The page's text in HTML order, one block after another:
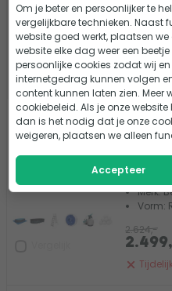
Filter
732 x
Merk:
Vorm:
2.624,-
Om je beter en persoonlijker te
vergelijkbare technieken. Naast
website goed werkt, plaatsen
website elke dag weer een
persoonlijke cookies zodat wij
internetgedrag kunnen volgen
content kunnen laten zien. Meer
cookiebeleid. Als je onze
dan is het nodig dat je onze
weigeren, plaatsen we alleen
Accepteer